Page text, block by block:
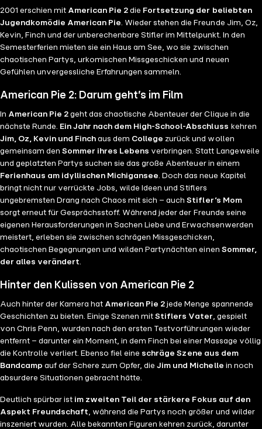
2001 erschien mit American Pie 2 die Fortsetzung der beliebten
Jugendkomödie American Pie. Wieder stehen die Freunde Jim, Oz,
Kevin, Finch und der unberechenbare Stifler im Mittelpunkt. In den
Semesterferien mieten sie ein Haus am See, wo sie zwischen
chaotischen Partys, urkomischen Missgeschicken und neuen
Gefühlen unvergessliche Erfahrungen sammeln.
American Pie 2: Darum geht’s im Film
In American Pie 2 geht das chaotische Abenteuer der Clique in die
nächste Runde. Ein Jahr nach dem High-School-Abschluss kehren
Jim, Oz, Kevin und Finch aus dem College zurück und wollen
gemeinsam denSommer ihres Lebens verbringen. Statt Langeweile
und geplatzten Partys suchen sie das große Abenteuer in einem
Ferienhaus am idyllischen Michigansee. Doch das neue Kapitel
bringt nicht nur verrückte Jobs, wilde Ideen und Stiflers
ungebremsten Drang nach Chaos mit sich – auchStifler’s Mom
sorgt erneut für Gesprächsstoff. Während jeder der Freunde seine
eigenen Herausforderungen in Sachen Liebe und Erwachsenwerden
meistert, erleben sie zwischen schrägen Missgeschicken,
chaotischen Begegnungen und wilden Partynächten einen Sommer,
der alles verändert.
Hinter den Kulissen von American Pie 2
Auch hinter der Kamera hat American Pie 2 jede Menge spannende
Geschichten zu bieten. Einige Szenen mitStiflers Vater, gespielt
von Chris Penn, wurden nach den ersten Testvorführungen wieder
entfernt – darunter ein Moment, in dem Finch bei einer Massage völlig
die Kontrolle verliert. Ebenso fiel eine schräge Szene aus dem
Bandcamp auf der Schere zum Opfer, dieJim und Michelle in noch
absurdere Situationen gebracht hätte.
Deutlich spürbar ist im zweiten Teil der stärkere Fokus auf den
Aspekt Freundschaft, während die Partys noch größer und wilder
inszeniert wurden. Alle bekannten Figuren kehren zurück, darunter